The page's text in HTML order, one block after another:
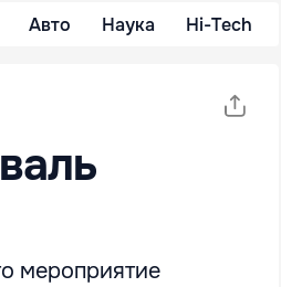
Авто Наука Hi-Tech
мероприятие